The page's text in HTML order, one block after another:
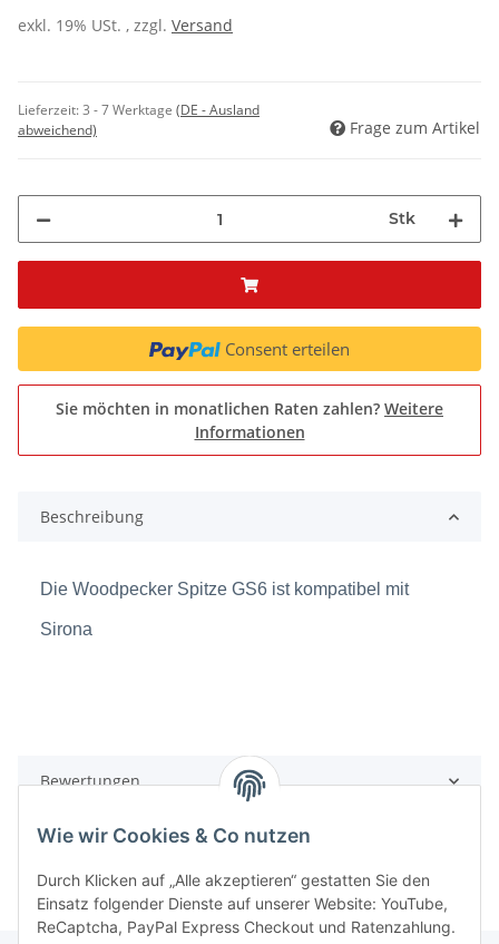
exkl. 19% USt. , zzgl. Versand
Lieferzeit:3 - 7 Werktage (DE - Ausland
abweichend)
Frage zum Artikel
Stk
Consent erteilen
Sie möchten in monatlichen Raten zahlen? Weitere
Informationen
Beschreibung
Die Woodpecker Spitze GS6 ist kompatibel mit
Sirona
Bewertungen
Wie wir Cookies & Co nutzen
Durch Klicken auf „Alle akzeptieren“ gestatten Sie den
Einsatz folgender Dienste auf unserer Website: YouTube,
ReCaptcha, PayPal Express Checkout und Ratenzahlung.